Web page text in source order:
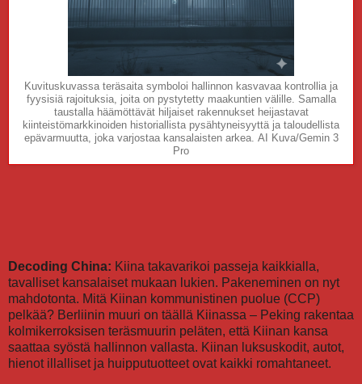
Kuvituskuvassa teräsaita symboloi hallinnon kasvavaa kontrollia ja
fyysisiä rajoituksia, joita on pystytetty maakuntien välille. Samalla
taustalla häämöttävät hiljaiset rakennukset heijastavat
kiinteistömarkkinoiden historiallista pysähtyneisyyttä ja taloudellista
epävarmuutta, joka varjostaa kansalaisten arkea. AI Kuva/Gemin 3
Pro
Decoding China: Kiina takavarikoi passeja kaikkialla,
tavalliset kansalaiset mukaan lukien. Pakeneminen on nyt
mahdotonta. Mitä Kiinan kommunistinen puolue (CCP)
pelkää? Berliinin muuri on täällä Kiinassa – Peking rakentaa
kolmikerroksisen teräsmuurin peläten, että Kiinan kansa
saattaa syöstä hallinnon vallasta. Kiinan luksuskodit, autot,
hienot illalliset ja huipputuotteet ovat kaikki romahtaneet.